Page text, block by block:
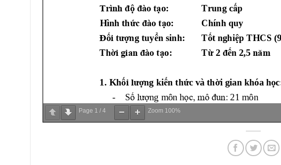
Page 1 / 4 Zoom 100%